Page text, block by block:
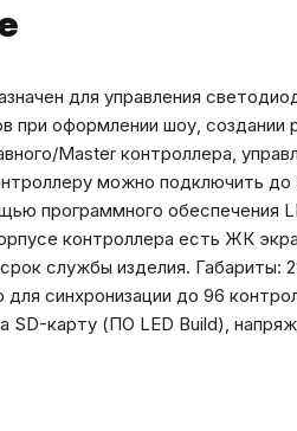
для управления
при оформлении шоу, создании
Master контроллера,
можно подключить до
программного обеспечения
контроллера есть ЖК
службы изделия. Габариты:
синхронизации до 96
SD-карту (ПО LED Build),